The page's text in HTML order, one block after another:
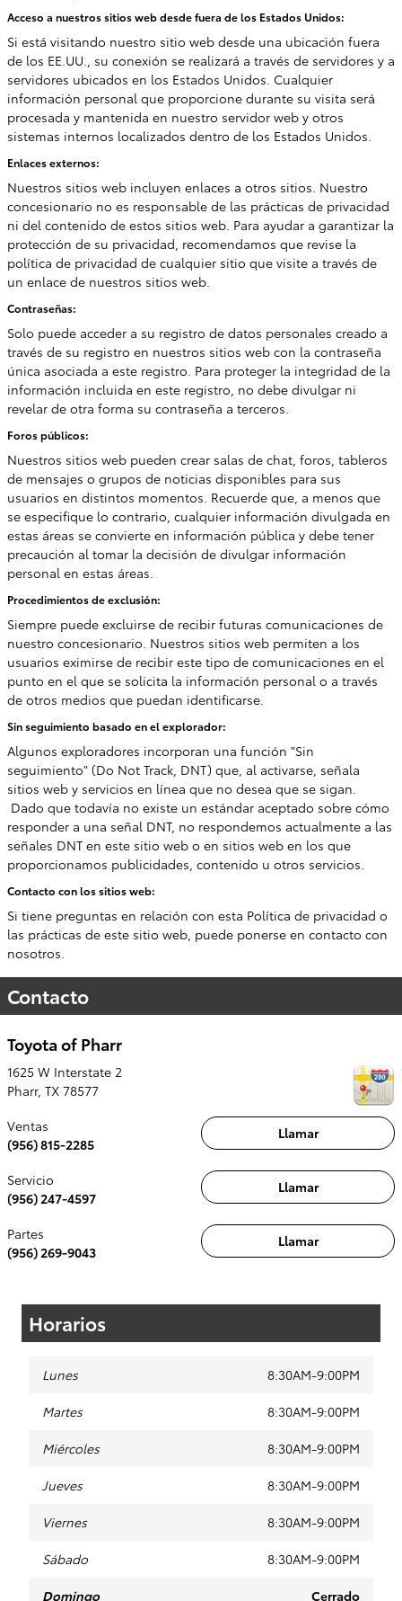
Acceso a nuestros sitios web desde fuera de los Estados Unidos:
Si está visitando nuestro sitio web desde una ubicación fuera
de los EE.UU., su conexión se realizará a través de servidores y a
servidores ubicados en los Estados Unidos. Cualquier
información personal que proporcione durante su visita será
procesada y mantenida en nuestro servidor web y otros
sistemas internos localizados dentro de los Estados Unidos.
Enlaces externos:
Nuestros sitios web incluyen enlaces a otros sitios. Nuestro
concesionario no es responsable de las prácticas de privacidad
ni del contenido de estos sitios web. Para ayudar a garantizar la
protección de su privacidad, recomendamos que revise la
política de privacidad de cualquier sitio que visite a través de
un enlace de nuestros sitios web.
Contraseñas:
Solo puede acceder a su registro de datos personales creado a
través de su registro en nuestros sitios web con la contraseña
única asociada a este registro. Para proteger la integridad de la
información incluida en este registro, no debe divulgar ni
revelar de otra forma su contraseña a terceros.
Foros públicos:
Nuestros sitios web pueden crear salas de chat, foros, tableros
de mensajes o grupos de noticias disponibles para sus
usuarios en distintos momentos. Recuerde que, a menos que
se especifique lo contrario, cualquier información divulgada en
estas áreas se convierte en información pública y debe tener
precaución al tomar la decisión de divulgar información
personal en estas áreas.
Procedimientos de exclusión:
Siempre puede excluirse de recibir futuras comunicaciones de
nuestro concesionario. Nuestros sitios web permiten a los
usuarios eximirse de recibir este tipo de comunicaciones en el
punto en el que se solicita la información personal o a través
de otros medios que puedan identificarse.
Sin seguimiento basado en el explorador:
Algunos exploradores incorporan una función "Sin
seguimiento" (Do Not Track, DNT) que, al activarse, señala
sitios web y servicios en línea que no desea que se sigan.
Dado que todavía no existe un estándar aceptado sobre cómo
responder a una señal DNT, no respondemos actualmente a las
señales DNT en este sitio web o en sitios web en los que
proporcionamos publicidades, contenido u otros servicios.
Contacto con los sitios web:
Si tiene preguntas en relación con esta Política de privacidad o
las prácticas de este sitio web, puede ponerse en contacto con
nosotros.
Contacto
Toyota of Pharr
1625 W Interstate 2
Pharr, TX 78577
Llamar
Ventas
(956) 815-2285
Llamar
Servicio
(956) 247-4597
Llamar
Partes
(956) 269-9043
Horarios
Lunes 8:30AM-9:00PM
Martes 8:30AM-9:00PM
Miércoles 8:30AM-9:00PM
Jueves 8:30AM-9:00PM
Viernes 8:30AM-9:00PM
Sábado 8:30AM-9:00PM
Domingo Cerrado